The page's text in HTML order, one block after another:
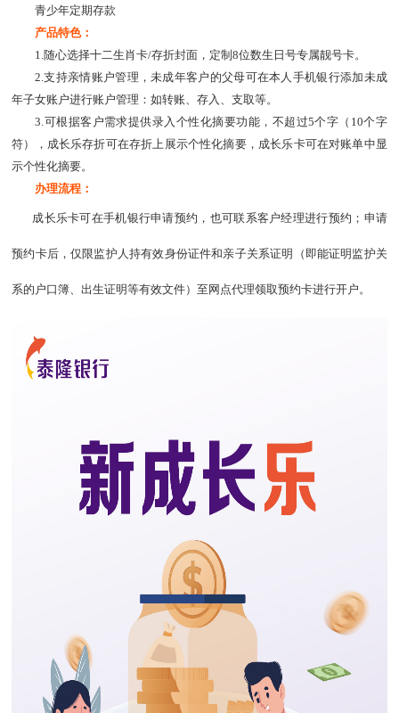
青少年定期存款
产品特色：
1.随心选择十二生肖卡/存折封面，定制8位数生日号专属靓号卡。
2.支持亲情账户管理，未成年客户的父母可在本人手机银行添加未成
年子女账户进行账户管理：如转账、存入、支取等。
3.可根据客户需求提供录入个性化摘要功能，不超过5个字（10个字
符），成长乐存折可在存折上展示个性化摘要，成长乐卡可在对账单中显
示个性化摘要。
办理流程：
成长乐卡可在手机银行申请预约，也可联系客户经理进行预约； 申请
预约卡后，仅限监护人持有效身份证件和亲子关系证明（即能证明监护关
系的户口簿、出生证明等有效文件）至网点代理领取预约卡进行开户。